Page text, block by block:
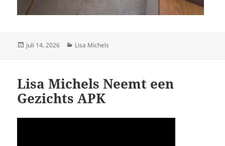
Geplaatst
juli 14, 2026 Categorieën
Lisa Michels
Lisa Michels Neemt een
Gezichts APK